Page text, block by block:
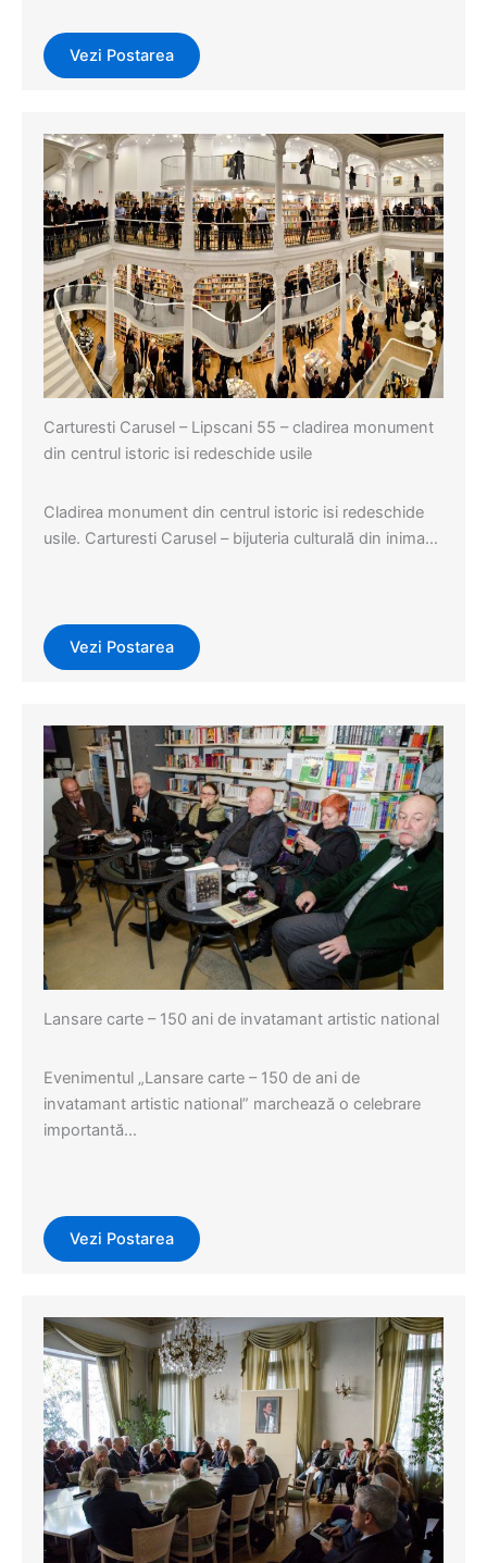
Evenimente,Events
Vezi Postarea
Carturesti Carusel – Lipscani 55 – cladirea monument
din centrul istoric isi redeschide usile
Evenimente,Events
Cladirea monument din centrul istoric isi redeschide
usile. Carturesti Carusel – bijuteria culturală din inima…
Vezi Postarea
Lansare carte – 150 ani de invatamant artistic national
Evenimente,Events
Evenimentul „Lansare carte – 150 de ani de
invatamant artistic national” marchează o celebrare
importantă…
Vezi Postarea